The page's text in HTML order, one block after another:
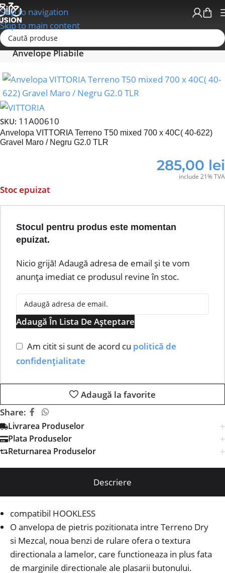
Skip to navigation
Skip to main content
Prima pagină
Anvelope Pliabile
SKU: 11A00610
Anvelopa VITTORIA Terreno T50 mixed 700 x 40C( 40-622)
Gravel Maro / Negru G2.0 TLR
285,00 lei
include 21% TVA
Stoc epuizat
Stocul pentru produs este momentan
epuizat.
Nicio grijă! Adaugă adresa de email și te vom
anunța imediat ce produsul revine în stoc.
Adaugă În Lista De Așteptare
Am citit si sunt de acord cu politică de
confidențialitate
Adaugă la favorite
Share:
Livrarea Produselor
Plata Produselor
Returnarea Produselor
Descriere
compatibil HOOKLESS
O anvelopa de pietris pozitionata intre Terreno Dry
si Mezcal, noua benzi de rulare ofera o textura
directionala a lamelor, care functioneaza in plus fata
de marginile directionale ale plasarii butonului.